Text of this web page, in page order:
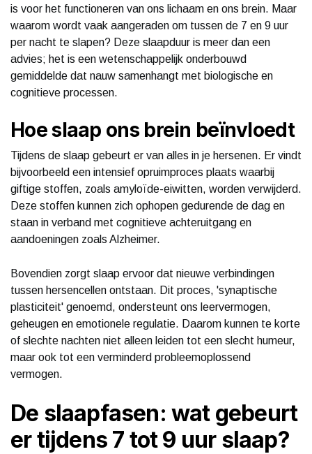
is voor het functioneren van ons lichaam en ons brein. Maar
waarom wordt vaak aangeraden om tussen de 7 en 9 uur
per nacht te slapen? Deze slaapduur is meer dan een
advies; het is een wetenschappelijk onderbouwd
gemiddelde dat nauw samenhangt met biologische en
cognitieve processen.
Hoe slaap ons brein beïnvloedt
Tijdens de slaap gebeurt er van alles in je hersenen. Er vindt
bijvoorbeeld een intensief opruimproces plaats waarbij
giftige stoffen, zoals amyloïde-eiwitten, worden verwijderd.
Deze stoffen kunnen zich ophopen gedurende de dag en
staan in verband met cognitieve achteruitgang en
aandoeningen zoals Alzheimer.
Bovendien zorgt slaap ervoor dat nieuwe verbindingen
tussen hersencellen ontstaan. Dit proces, 'synaptische
plasticiteit' genoemd, ondersteunt ons leervermogen,
geheugen en emotionele regulatie. Daarom kunnen te korte
of slechte nachten niet alleen leiden tot een slecht humeur,
maar ook tot een verminderd probleemoplossend
vermogen.
De slaapfasen: wat gebeurt
er tijdens 7 tot 9 uur slaap?